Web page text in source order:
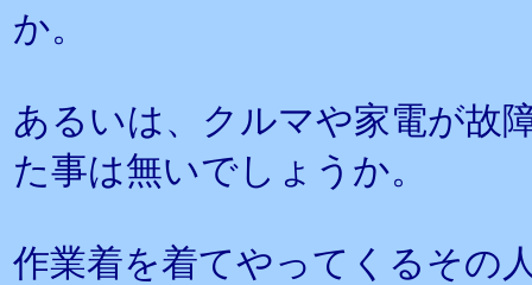
か。
あるいは、クルマや家電が故
た事は無いでしょうか。
作業着を着てやってくるその